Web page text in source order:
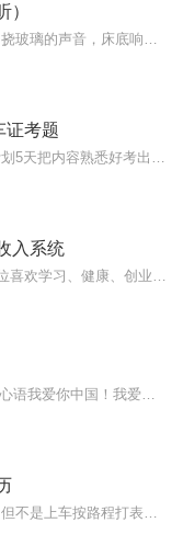
）
证考题
入系统